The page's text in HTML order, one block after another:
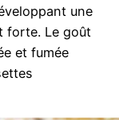
une
forte. Le goût
et fumée